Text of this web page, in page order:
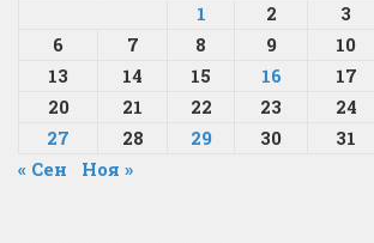
1
2 3
6
7 8 9 10
13
14 15 16 17
20
21 22 23 24
27
28 29 30
31
« Сен
Ноя »